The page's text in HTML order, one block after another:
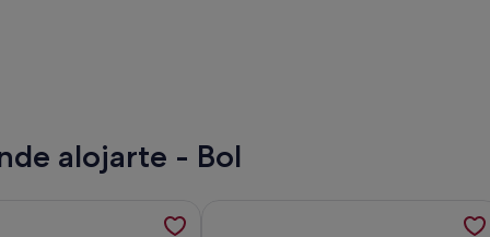
alojarte - Bol